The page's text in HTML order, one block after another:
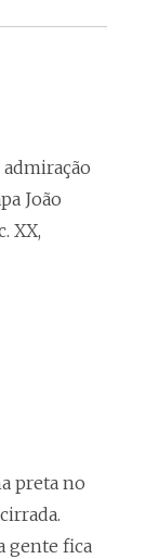
João
XX,
preta no
gente fica